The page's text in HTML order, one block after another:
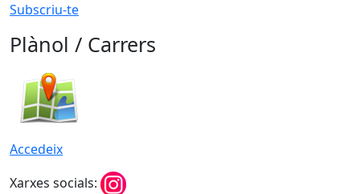
Subscriu-te
Plànol / Carrers
Accedeix
Xarxes socials: